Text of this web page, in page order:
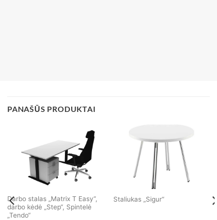
PANAŠŪS PRODUKTAI
Darbo stalas „Matrix T Easy“,
darbo kėdė „Step“, Spintelė
„Tendo“
Staliukas „Sigur“